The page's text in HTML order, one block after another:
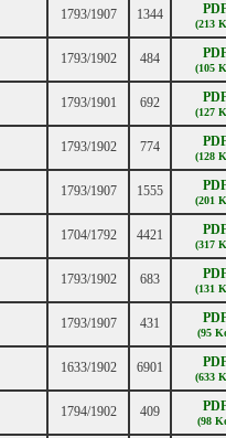
1793/1907 1344
(213
1793/1902 484
(105
1793/1901 692
(127
1793/1902 774
(128
1793/1907 1555
(201
1704/1792 4421
(317
1793/1902 683
(131
1793/1907 431
(95
1633/1902 6901
(633
1794/1902 409
(98